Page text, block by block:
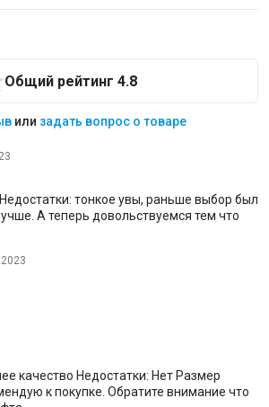
износостойкость.
целлюлозы. Не вызывает
повседневного использования,
при температуре 30°С.
барабане.
чистке.
технологии на каждый день.
идеально подойдет для повседневной
Общий рейтинг 4.8
или задать вопрос о товаре
тонкое увы, раньше выбор был
А теперь довольствуемся тем что
качество Недостатки: Нет Размер
к покупке. Обратите внимание что